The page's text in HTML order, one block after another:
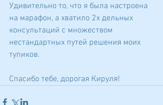
Удивительно то, что я была настроена
на марафон, а хватило 2х дельных
консультаций с множеством
нестандартных путей решения моих
тупиков.
Спасибо тебе, дорогая Кируля!